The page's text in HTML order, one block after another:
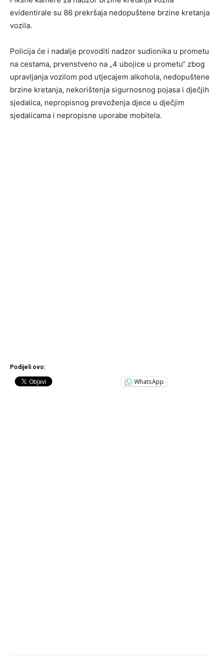
evidentirale su 86 prekršaja nedopuštene brzine kretanja
vozila.
Policija će i nadalje provoditi nadzor sudionika u prometu
na cestama, prvenstveno na „4 ubojice u prometu“ zbog
upravljanja vozilom pod utjecajem alkohola, nedopuštene
brzine kretanja, nekorištenja sigurnosnog pojasa i dječjih
sjedalica, nepropisnog prevoženja djece u dječjim
sjedalicama i nepropisne uporabe mobitela.
Podijeli ovo:
WhatsApp